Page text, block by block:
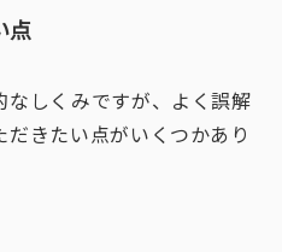
点
しくみですが、よく誤解
きたい点がいくつかあり